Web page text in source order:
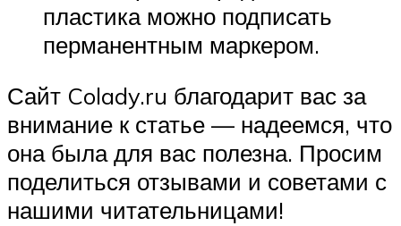
пластика можно подписать
перманентным маркером.
Сайт Colady.ru благодарит вас за
внимание к статье — надеемся, что
она была для вас полезна. Просим
поделиться отзывами и советами с
нашими читательницами!